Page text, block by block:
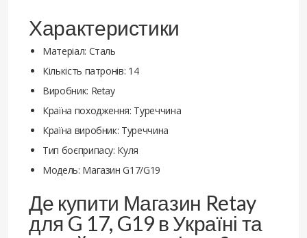
Характеристики
Матеріал: Сталь
Кількість патронів: 14
Виробник: Retay
Країна походження: Туреччина
Країна виробник: Туреччина
Тип боєприпасу: Куля
Модель: Магазин G17/G19
Де купити Магазин Retay
для G 17, G19 в Україні та